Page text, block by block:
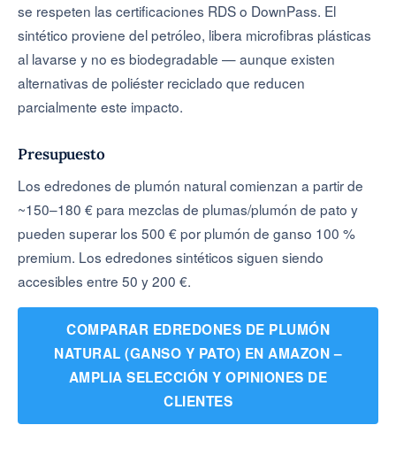
se respeten las certificaciones RDS o DownPass. El
sintético proviene del petróleo, libera microfibras plásticas
al lavarse y no es biodegradable — aunque existen
alternativas de poliéster reciclado que reducen
parcialmente este impacto.
Presupuesto
Los edredones de plumón natural comienzan a partir de
~150–180 € para mezclas de plumas/plumón de pato y
pueden superar los 500 € por plumón de ganso 100 %
premium. Los edredones sintéticos siguen siendo
accesibles entre 50 y 200 €.
COMPARAR EDREDONES DE PLUMÓN
NATURAL (GANSO Y PATO) EN AMAZON –
AMPLIA SELECCIÓN Y OPINIONES DE
CLIENTES